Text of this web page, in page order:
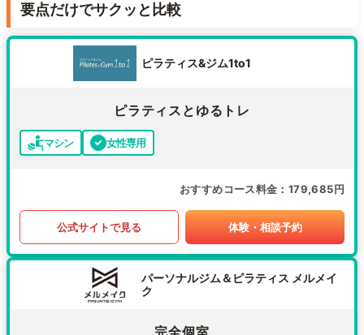
要点だけでサクッと比較
ピラティス&ジム1to1
ピラティスとゆるトレ
マシン 女性専用
おすすめコース料金 179,685円
公式サイトで見る 体験・相談予約
パーソナルジム＆ピラティス メルメイ
ク